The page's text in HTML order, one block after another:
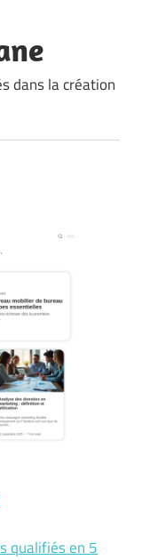
dans la création
qualifiés en 5